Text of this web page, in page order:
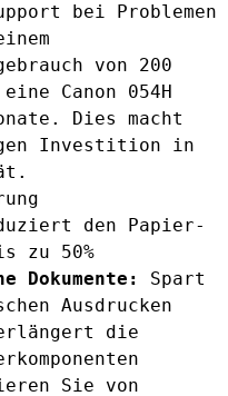
bei Problemen
von 200
Canon 054H
Dies macht
Investition in
den Papier-
zu 50%
Dokumente:
Spart
Ausdrucken
die
Sie von